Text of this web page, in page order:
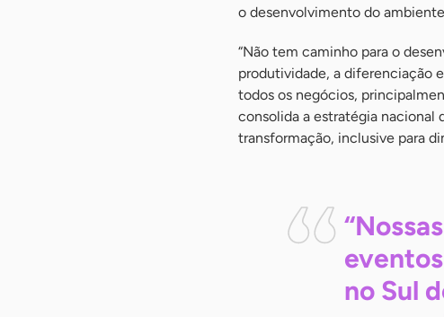
o desenvolvimento do
“Não tem caminho para o
produtividade, a diferenciação
todos os negócios,
consolida a estratégia nacional
transformação, inclusive para
no Sul